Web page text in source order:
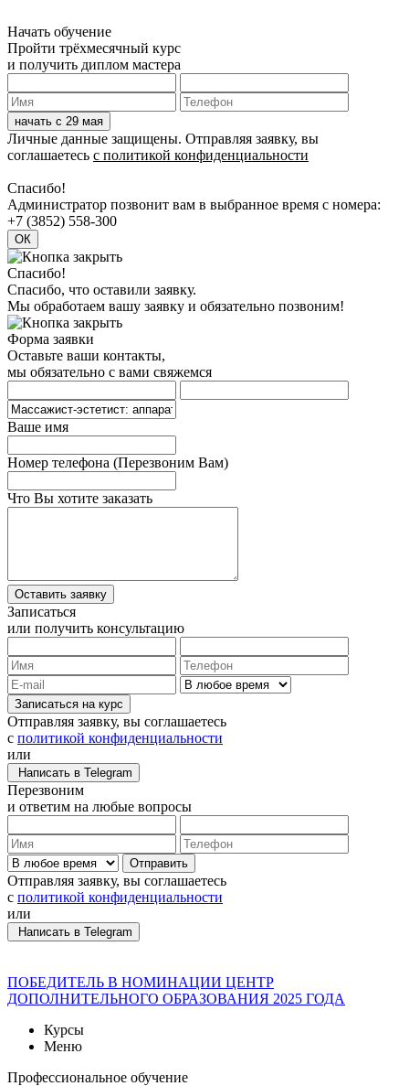
Начать обучение
Пройти трёхмесячный курс
и получить диплом мастера
Личные данные защищены. Отправляя заявку, вы
соглашаетесь с политикой конфиденциальности
Спасибо!
Админиcтратор позвонит вам в выбранное время с номера:
+7 (3852) 558-300
Спасибо!
Спасибо, что оставили заявку.
Мы обработаем вашу заявку и обязательно позвоним!
Форма заявки
Оставьте ваши контакты,
мы обязательно с вами свяжемся
Ваше имя
Номер телефона (Перезвоним Вам)
Что Вы хотите заказать
Записаться
или получить консультацию
Записаться на курс
Отправляя заявку, вы соглашаетесь
с политикой конфиденциальности
или
Написать в Telegram
Перезвоним
и ответим на любые вопросы
Отправить
Отправляя заявку, вы соглашаетесь
с политикой конфиденциальности
или
Написать в Telegram
ПОБЕДИТЕЛЬ В НОМИНАЦИИ ЦЕНТР
ДОПОЛНИТЕЛЬНОГО ОБРАЗОВАНИЯ 2025 ГОДА
Курсы
Меню
Профессиональное обучение